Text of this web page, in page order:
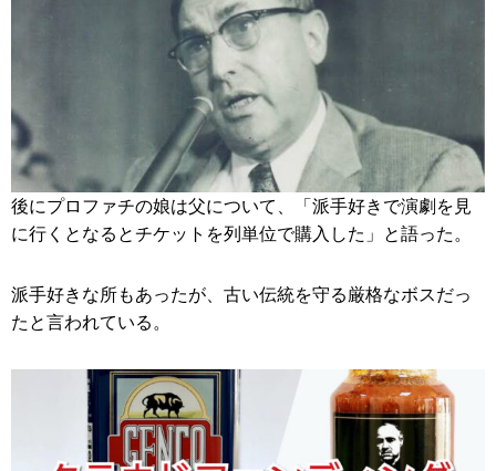
後にプロファチの娘は父について、「派手好きで演劇を見
に行くとなるとチケットを列単位で購入した」と語った。
派手好きな所もあったが、古い伝統を守る厳格なボスだっ
たと言われている。